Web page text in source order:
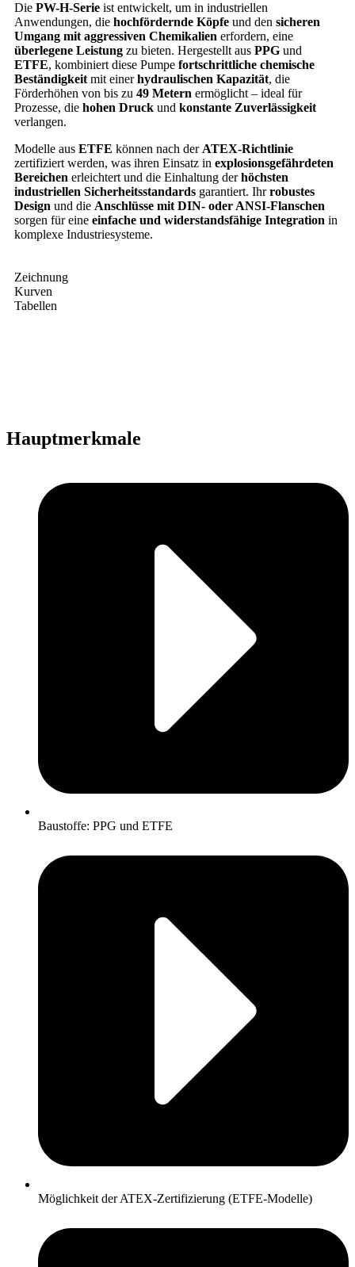
Die PW-H-Serie ist entwickelt, um in industriellen
Anwendungen, die hochfördernde Köpfe und den sicheren
Umgang mit aggressiven Chemikalien erfordern, eine
überlegene Leistung zu bieten. Hergestellt aus PPG und
ETFE, kombiniert diese Pumpe fortschrittliche chemische
Beständigkeit mit einerhydraulischen Kapazität, die
Förderhöhen von bis zu 49 Metern ermöglicht – ideal für
Prozesse, die hohen Druck und konstante Zuverlässigkeit
verlangen.
Modelle aus ETFE können nach der ATEX-Richtlinie
zertifiziert werden, was ihren Einsatz in explosionsgefährdeten
Bereichen erleichtert und die Einhaltung derhöchsten
industriellen Sicherheitsstandards garantiert. Ihrrobustes
Design und die Anschlüsse mit DIN- oder ANSI-Flanschen
sorgen für eine einfache und widerstandsfähige Integration in
komplexe Industriesysteme.
Zeichnung
Kurven
Tabellen
Hauptmerkmale
Baustoffe: PPG und ETFE
Möglichkeit der ATEX-Zertifizierung (ETFE-Modelle)